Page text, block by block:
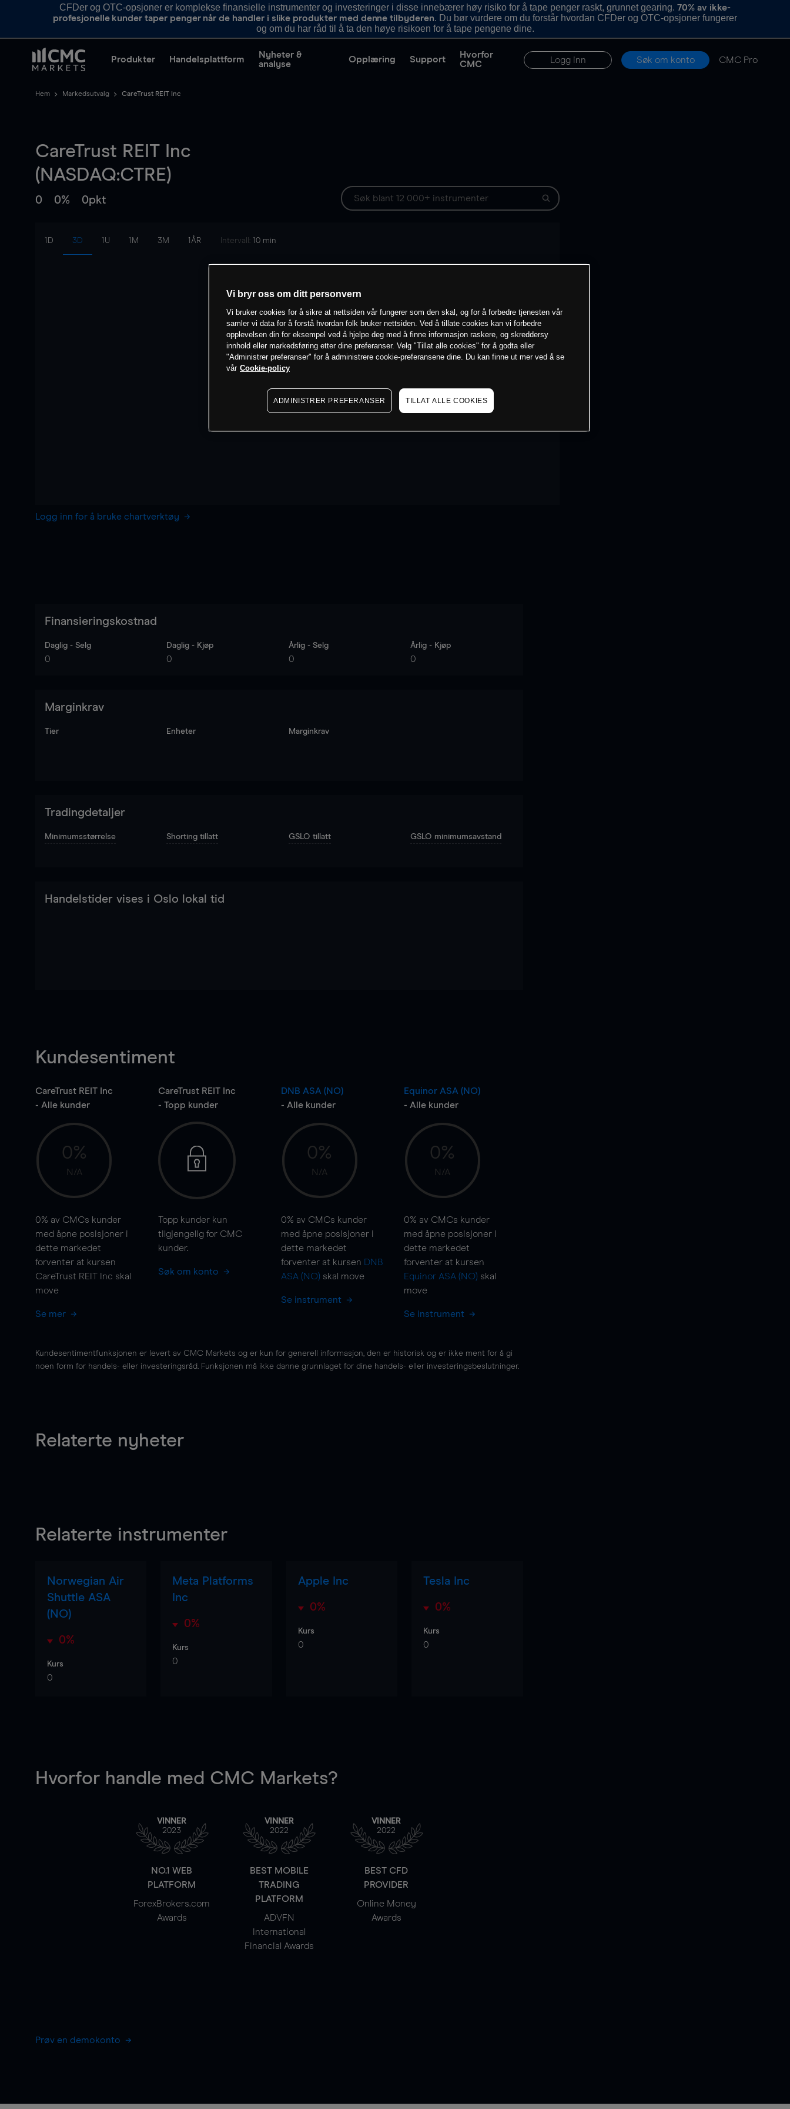
CFDer og OTC-opsjoner er komplekse finansielle instrumenter og investeringer i disse innebærer høy risiko for å tape penger raskt, grunnet gearing.70% av ikke-
profesjonelle kunder taper penger når de handler i slike produkter med denne tilbyderen. Du bør vurdere om du forstår hvordan CFDer og OTC-opsjoner fungerer
og om du har råd til å ta den høye risikoen for å tape pengene dine.
Produkter Handelsplattform
Nyheter &
analyse
Opplæring Support
Hvorfor
CMC
Logg inn Søk om konto CMC Pro
Hem Markedsutvalg CareTrust REIT Inc
CareTrust REIT Inc
(NASDAQ:CTRE)
0 0% 0pkt
1D 3D 1U 1M 3M 1ÅR Intervall: 10 min
Logg inn for å bruke chartverktøy
Finansieringskostnad
Daglig - Selg
0
Daglig - Kjøp
0
Årlig - Selg
0
Årlig - Kjøp
0
Marginkrav
Tier Enheter Marginkrav
Tradingdetaljer
Minimumsstørrelse Shorting tillatt GSLO tillatt GSLO minimumsavstand
Handelstider vises i Oslo lokal tid
Kundesentiment
CareTrust REIT Inc
- Alle kunder
0%
N/A
0% av CMCs kunder
med åpne posisjoner i
dette markedet
forventer at kursen
CareTrust REIT Inc skal
move
Se mer
CareTrust REIT Inc
- Topp kunder
Topp kunder kun
tilgjengelig for CMC
kunder.
Søk om konto
DNB ASA (NO)
- Alle kunder
0%
N/A
0% av CMCs kunder
med åpne posisjoner i
dette markedet
forventer at kursen DNB
ASA (NO) skal move
Se instrument
Equinor ASA (NO)
- Alle kunder
0%
N/A
0% av CMCs kunder
med åpne posisjoner i
dette markedet
forventer at kursen
Equinor ASA (NO) skal
move
Se instrument
Kundesentimentfunksjonen er levert av CMC Markets og er kun for generell informasjon, den er historisk og er ikke ment for å gi
noen form for handels- eller investeringsråd. Funksjonen må ikke danne grunnlaget for dine handels- eller investeringsbeslutninger.
Relaterte nyheter
Relaterte instrumenter
Norwegian Air
Shuttle ASA
(NO)
0%
Kurs
0
Meta Platforms
Inc
0%
Kurs
0
Apple Inc
0%
Kurs
0
Tesla Inc
0%
Kurs
0
Hvorfor handle med CMC Markets?
VINNER
2023
NO.1 WEB
PLATFORM
ForexBrokers.com
Awards
VINNER
2022
BEST MOBILE
TRADING
PLATFORM
ADVFN
International
Financial Awards
VINNER
2022
BEST CFD
PROVIDER
Online Money
Awards
Prøv en demokonto
Vi bryr oss om ditt personvern
Vi bruker cookies for å sikre at nettsiden vår fungerer som den skal, og for å forbedre tjenesten vår
samler vi data for å forstå hvordan folk bruker nettsiden. Ved å tillate cookies kan vi forbedre
opplevelsen din for eksempel ved å hjelpe deg med å finne informasjon raskere, og skreddersy
innhold eller markedsføring etter dine preferanser. Velg "Tillat alle cookies" for å godta eller
"Administrer preferanser" for å administrere cookie-preferansene dine. Du kan finne ut mer ved å se
vår Cookie-policy
ADMINISTRER PREFERANSER TILLAT ALLE COOKIES